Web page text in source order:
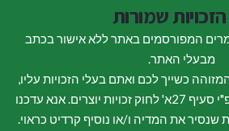
שמורות
המפורסמים באתר ללא אישור בכתב
מבעלי האתר.
כשייך לכם ואתם בעלי הזכויות עליו,
ייתכן ונעשה בו שימוש עפ"י סעיף 27א' לחוק זכויות יוצרים. אנא עדכנו
שנסיר את המדיה ו/או נוסיף קרדיט כראוי.